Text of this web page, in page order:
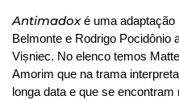
Antimadoxé uma
Belmonte e Rodrigo Pocidônio
Vișniec. No elenco temos
Amorim que na trama
longa data e que se